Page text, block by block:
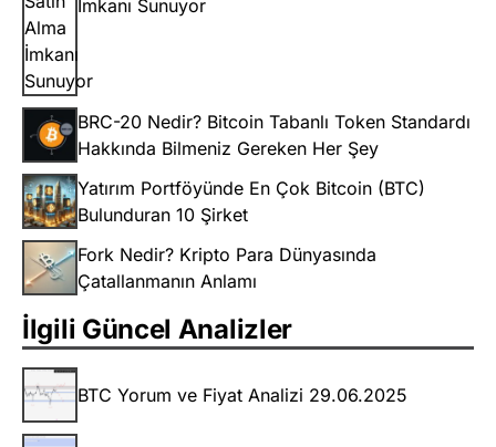
İmkanı Sunuyor
BRC-20 Nedir? Bitcoin Tabanlı Token Standardı
Hakkında Bilmeniz Gereken Her Şey
Yatırım Portföyünde En Çok Bitcoin (BTC)
Bulunduran 10 Şirket
Fork Nedir? Kripto Para Dünyasında
Çatallanmanın Anlamı
İlgili Güncel Analizler
BTC Yorum ve Fiyat Analizi 29.06.2025